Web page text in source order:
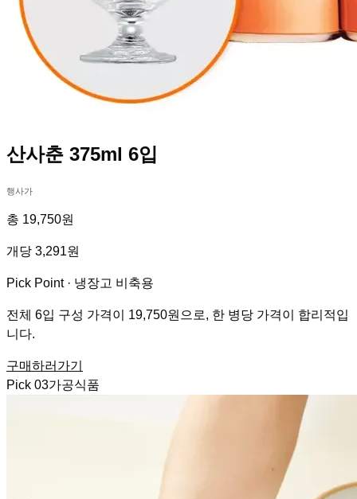
산사춘 375ml 6입
행사가
총 19,750원
개당 3,291원
Pick Point · 냉장고 비축용
전체 6입 구성 가격이 19,750원으로, 한 병당 가격이 합리적입
니다.
구매하러가기
Pick 03가공식품